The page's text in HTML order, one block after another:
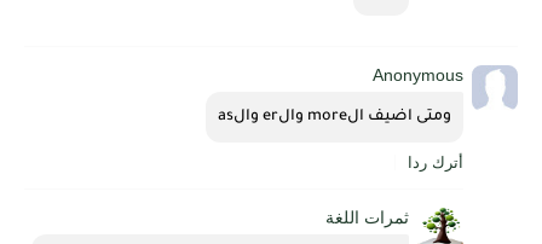
Anonymous
ومتى اضيف الmore والer والas
أترك ردا
ثمرات اللغة